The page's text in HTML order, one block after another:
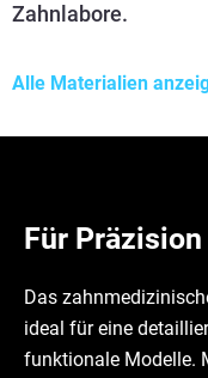
Zahnlabore.
Alle Materialien
Für
Das
ideal für eine
funktionale Modelle.